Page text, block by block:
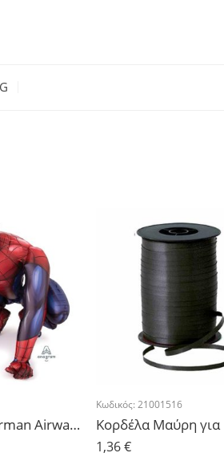
Μπαλόνι Spiderman Airwalker 91cm x 91cm
Κωδικός: 21001516
1,36€